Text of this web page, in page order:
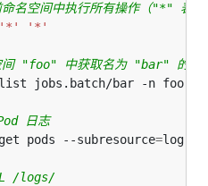
名空间中执行所有操作（"*" 表示
'*' '*'
间 "foo" 中获取名为 "bar" 的
日志
pods --subresource=
/logs/